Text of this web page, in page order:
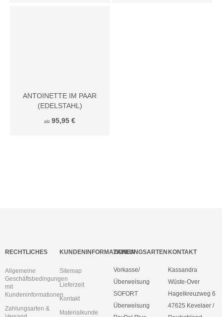
ANTOINETTE IM PAAR
(EDELSTAHL)
ab 95,95 €
RECHTLICHES
Allgemeine
Geschäftsbedingungen
mit
Kundeninformationen
Zahlungsarten &
KUNDENINFORMATIONEN
Sitemap
Lieferzeit
Kontakt
Materialkunde
ZAHLUNGSARTEN
Vorkasse/
Überweisung
SOFORT
Überweisung
KONTAKT
Kassandra
Wüste-Over
Hagelkreuzweg 6
47625 Kevelaer /